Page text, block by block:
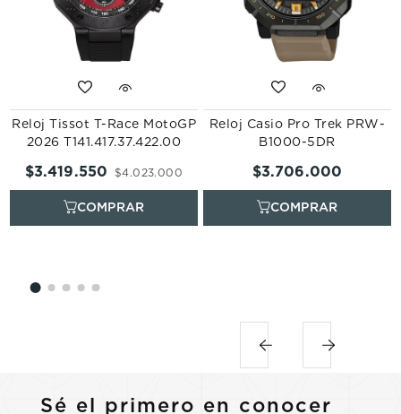
Reloj Tissot T-Race MotoGP
2026 T141.417.37.422.00
$4.023.000
$3.419.550
Reloj Casio Pro Trek PRW-
B1000-5DR
$3.706.000
Sé el primero en conocer